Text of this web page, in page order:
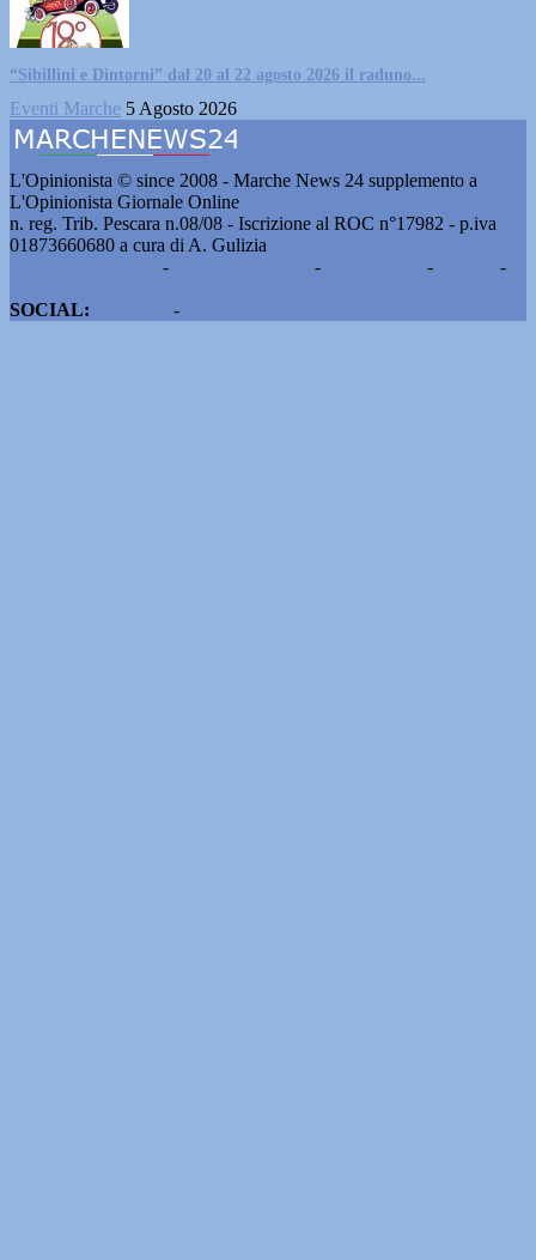
“Sibillini e Dintorni” dal 20 al 22 agosto 2026 il raduno...
Eventi Marche 5 Agosto 2026
L'Opinionista © since 2008 - Marche News 24 supplemento a
L'Opinionista Giornale Online
n. reg. Trib. Pescara n.08/08 - Iscrizione al ROC n°17982 - p.iva
01873660680 a cura di A. Gulizia
- - -
-
SOCIAL:
-